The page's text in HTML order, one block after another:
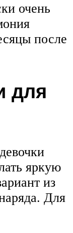
очень
после
для
яркую
из
Для